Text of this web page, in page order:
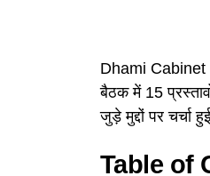
Dhami
बैठक में 15
जुड़े मुद्दों पर चर्चा
Table of